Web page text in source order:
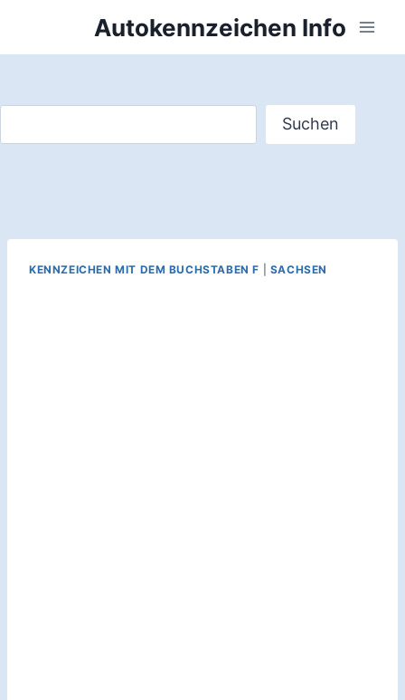
springen
Autokennzeichen Info
Suchen
KENNZEICHEN MIT DEM BUCHSTABEN F SACHSEN